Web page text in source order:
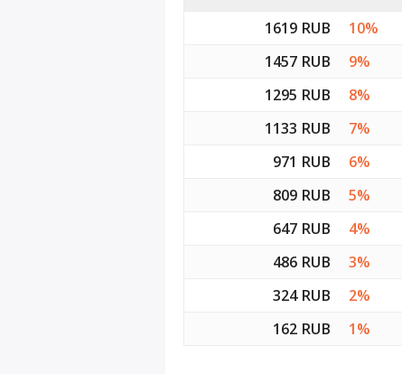
1619 RUB
10%
1457 RUB
9%
1295 RUB
8%
1133 RUB
7%
971 RUB
6%
809 RUB
5%
647 RUB
4%
486 RUB
3%
324 RUB
2%
162 RUB
1%